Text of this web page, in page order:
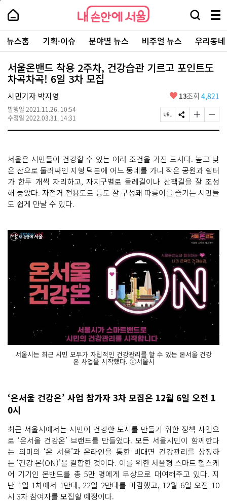
본
로
가
내
손
안
에
서
울
-
서
울
시
대
표
소
통
포
내
손
에
울
검
창
열
기
메
뉴
전
체
보
주
요
서
뉴스홈 기획·이슈 분야별 뉴스 비주얼 뉴스 우리동
서울온밴드 착용 2주차, 건강습관 기르고 포인트도
차곡차곡! 6일 3차 모집
시민기자 박지영
발행일 2021.11.26. 10:54
수정일 2022.03.31. 14:31
좋
요
13조회 4,821
페
이
L
복
사
S
N
유
하
기
글
자
크
게
변
경
하
기
글
자
작
게
변
경
하
기
서울은 시민들이 건강할 수 있는 여러 조건을 가진 도시다. 높고 낮
은 산으로 둘러싸인 지형 덕분에 어느 동네를 가니 작은 공원과 쉼터
가 한두 개씩 자리하고, 자치구별로 둘레길이나 산책길을 잘 조성
해 놓았다. 자전거 전용도로 등도 잘 구성돼 따릉이를 즐기는 시민들
도 쉽게 만날 수 있다.
서울시는 최근 시민 모두가 자립적인 건강관리를 할 수 있는 온서울 건강
온 사업을 시작했다. ⓒ서울시
‘온서울 건강온’ 사업 참가자 3차 모집은 12월 6일 오전 1
0시
최근 서울시에서는 시민이 건강한 도시를 만들기 위한 정책 사업으
로 ‘온서울 건강온’ 브랜드를 만들었다. 모든 서울시민이 함께한다
는 의미의 ‘온 서울’과 온라인을 통한 비대면 건강관리를 상징하
는 ‘건강 온(ON)’을 결합한 것이다. 이를 위한 서울형 스마트 헬스케
어 기기인 온밴드를 총 5만 명에게 무상으로 대여해주고 있다. 지
난 1일 1차에서 1만대, 22일 2만대를 마감했고, 12월 6일 오전 10
시 3차 참여자를 모집할 예정이다.
페
상
단
로